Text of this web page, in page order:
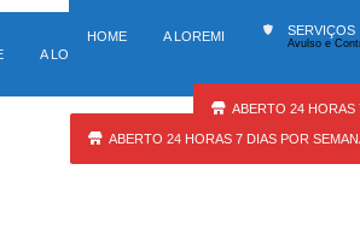
A LOREMI
ABERTO 24 HORAS 7 DIAS POR
HOME A LOREMI SERVIÇOS
Avulso e
ABERTO 24 HORAS